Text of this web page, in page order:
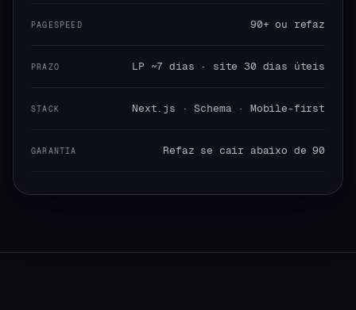
PAGESPEED 90+ ou refaz
PRAZO LP ~7 dias · site 30 dias úteis
STACK Next.js · Schema · Mobile-first
GARANTIA Refaz se cair abaixo de 90